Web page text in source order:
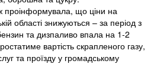
проінформувала, що ціни на
області знижуються – за період з
та дизпаливо впала на 1-2
вартість скрапленого газу,
та проїзду у громадському